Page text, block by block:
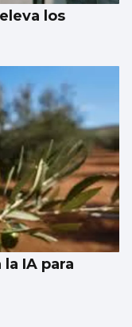
los
IA para